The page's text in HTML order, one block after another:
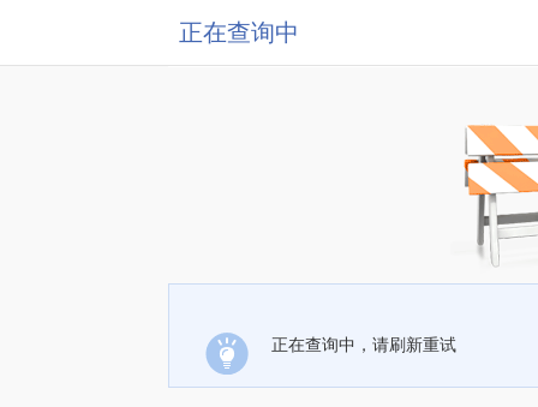
正在查询中
正在查询中，请刷新重试